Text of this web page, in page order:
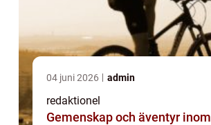
04 juni 2026 admin
redaktionel
Gemenskap och äventyr inom